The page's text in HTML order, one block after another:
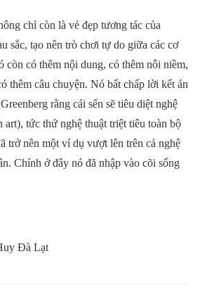
chỉ còn là vẻ đẹp tương tác của
sắc, tạo nên trò chơi tự do giữa các cơ
còn có thêm nội dung, có thêm nỗi niềm,
thêm câu chuyện. Nó bất chấp lời kết án
rằng cái sến sẽ tiêu diệt nghệ
art), tức thứ nghệ thuật triệt tiêu toàn bộ
trở nên một ví dụ vượt lên trên cả nghệ
Chính ở đây nó đã nhập vào cõi sống
Đà Lạt